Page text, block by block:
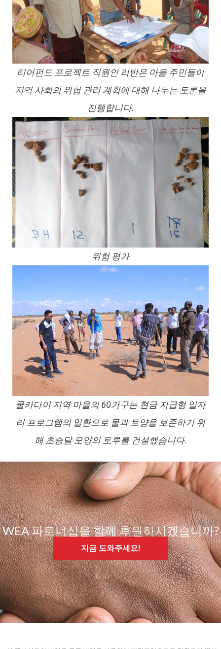
티어펀드 프로젝트 직원인 리반은 마을 주민들이
지역 사회의 위험 관리 계획에 대해 나누는 토론을
진행합니다.
위험 평가
쿨카다이 지역 마을의 60가구는 현금 지급형 일자
리 프로그램의 일환으로 물과 토양을 보존하기 위
해 초승달 모양의 토루를 건설했습니다.
WEA 파트너십을 함께 후원하시겠습니까?
지금 도와주세요!